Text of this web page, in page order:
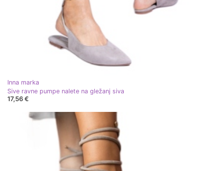
Inna marka
Sive ravne pumpe nalete na gležanj siva
17,56 €